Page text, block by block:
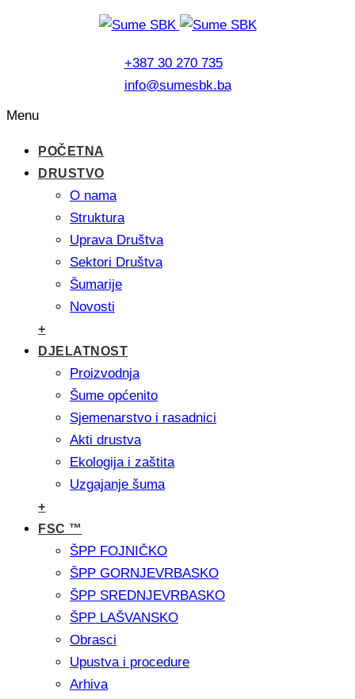
+387 30 270 735
info@sumesbk.ba
Menu
POČETNA
DRUSTVO
O nama
Struktura
Uprava Društva
Sektori Društva
Šumarije
Novosti
+
DJELATNOST
Proizvodnja
Šume općenito
Sjemenarstvo i rasadnici
Akti drustva
Ekologija i zaštita
Uzgajanje šuma
+
FSC ™
ŠPP FOJNIČKO
ŠPP GORNJEVRBASKO
ŠPP SREDNJEVRBASKO
ŠPP LAŠVANSKO
Obrasci
Upustva i procedure
Arhiva